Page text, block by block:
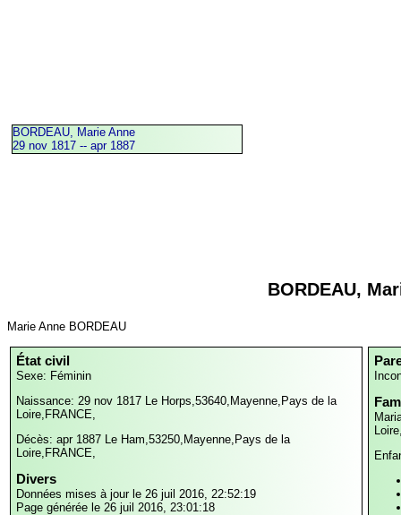
BORDEAU, Marie Anne
29 nov 1817 -- apr 1887
BORDEAU,
Marie Anne BORDEAU
État civil
Sexe: Féminin
Naissance: 29 nov 1817 Le Horps,53640,Mayenne,Pays de la
Loire,FRANCE,
Décès: apr 1887 Le Ham,53250,Mayenne,Pays de la
Loire,FRANCE,
Divers
Données mises à jour le 26 juil 2016, 22:52:19
Page générée le 26 juil 2016, 23:01:18